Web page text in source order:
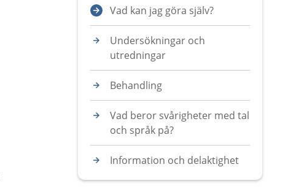
Vad kan jag göra själv?
Undersökningar och
utredningar
Behandling
Vad beror svårigheter med tal
och språk på?
Information och delaktighet